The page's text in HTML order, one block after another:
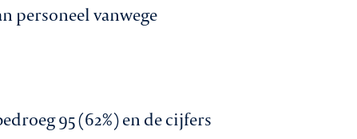
personeel vanwege
95 (62%) en de cijfers